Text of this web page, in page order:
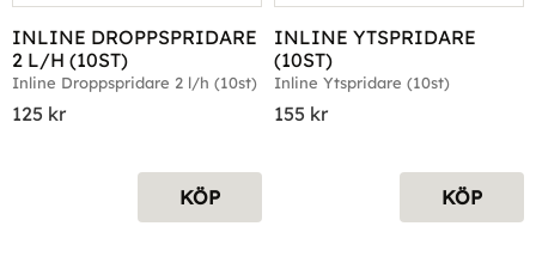
INLINE DROPPSPRIDARE
2 L/H (10ST)
Inline Droppspridare 2 l/h (10st)
125 kr
KÖP
INLINE YTSPRIDARE
(10ST)
Inline Ytspridare (10st)
155 kr
KÖP